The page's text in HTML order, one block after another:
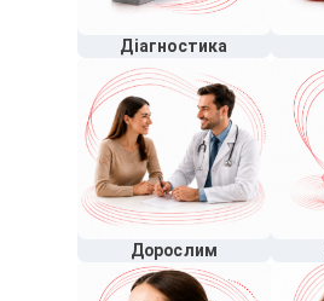
Діагностика
Дорослим